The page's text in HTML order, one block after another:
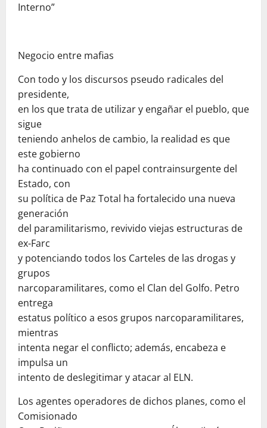
Interno”
Negocio entre mafias
Con todo y los discursos pseudo radicales del
presidente,
en los que trata de utilizar y engañar el pueblo, que
sigue
teniendo anhelos de cambio, la realidad es que
este gobierno
ha continuado con el papel contrainsurgente del
Estado, con
su política de Paz Total ha fortalecido una nueva
generación
del paramilitarismo, revivido viejas estructuras de
ex-Farc
y potenciando todos los Carteles de las drogas y
grupos
narcoparamilitares, como el Clan del Golfo. Petro
entrega
estatus político a esos grupos narcoparamilitares,
mientras
intenta negar el conflicto; además, encabeza e
impulsa un
intento de deslegitimar y atacar al ELN.
Los agentes operadores de dichos planes, como el
Comisionado